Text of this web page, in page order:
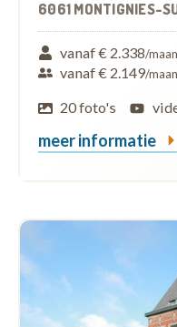
6061 MONTIGNIES-
vanaf € 2.338/
vanaf € 2.149/
20 foto's
meer informatie